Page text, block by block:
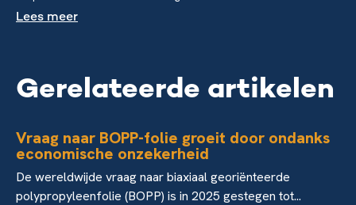
Lees meer
Gerelateerde artikelen
Vraag naar BOPP-folie groeit door ondanks
economische onzekerheid
De wereldwijde vraag naar biaxiaal georiënteerde
polypropyleenfolie (BOPP) is in 2025 gestegen tot...